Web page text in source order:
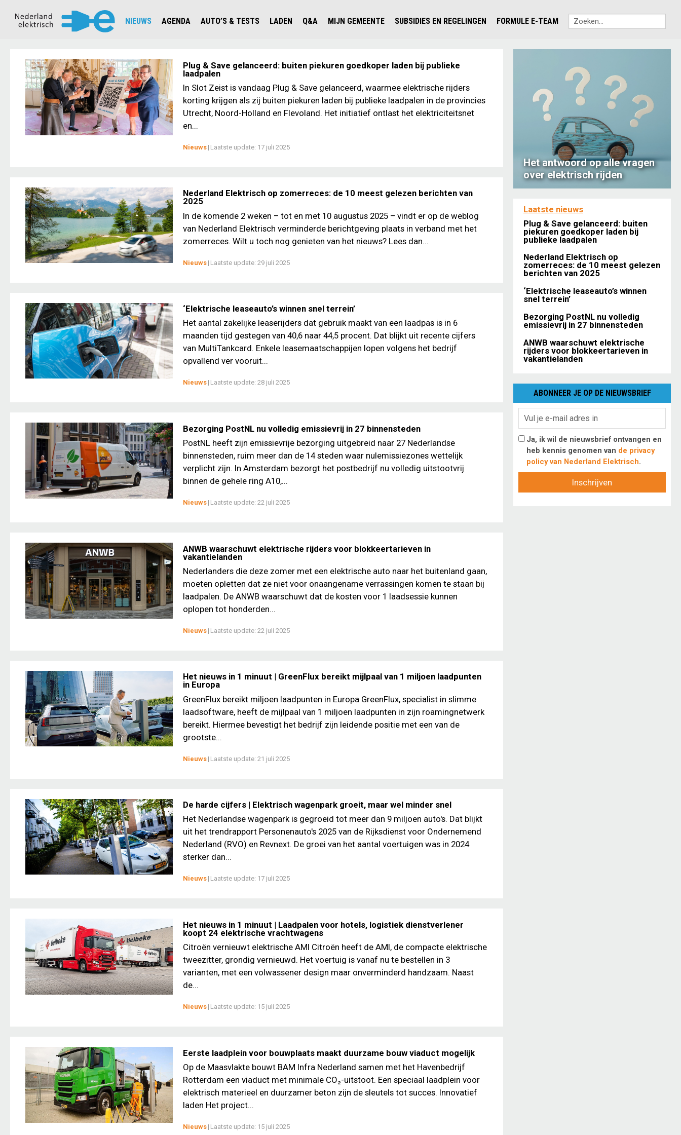
NIEUWS
CIJFERS EN STATISTIEKEN EV'S IN NEDERLAND
AANMELDEN NIEUWSBRIEF
AGENDA
AUTO’S & TESTS
JOUW VOLGENDE AUTO ELEKTRISCH?
LADEN
Q&A
SLIM LADEN
VEILIGHEID
MIJN GEMEENTE
SUBSIDIES EN REGELINGEN FORMULE E-TEAM
Plug & Save gelanceerd: buiten piekuren goedkoper laden bij publieke
laadpalen
In Slot Zeist is vandaag Plug & Save gelanceerd, waarmee elektrische rijders
korting krijgen als zij buiten piekuren laden bij publieke laadpalen in de provincies
Utrecht, Noord-Holland en Flevoland. Het initiatief ontlast het elektriciteitsnet
en...
Nieuws | Laatste update: 17 juli 2025
Nederland Elektrisch op zomerreces: de 10 meest gelezen berichten van
2025
In de komende 2 weken – tot en met 10 augustus 2025 – vindt er op de weblog
van Nederland Elektrisch verminderde berichtgeving plaats in verband met het
zomerreces. Wilt u toch nog genieten van het nieuws? Lees dan...
Nieuws | Laatste update: 29 juli 2025
‘Elektrische leaseauto’s winnen snel terrein’
Het aantal zakelijke leaserijders dat gebruik maakt van een laadpas is in 6
maanden tijd gestegen van 40,6 naar 44,5 procent. Dat blijkt uit recente cijfers
van MultiTankcard. Enkele leasemaatschappijen lopen volgens het bedrijf
opvallend ver vooruit...
Nieuws | Laatste update: 28 juli 2025
Bezorging PostNL nu volledig emissievrij in 27 binnensteden
PostNL heeft zijn emissievrije bezorging uitgebreid naar 27 Nederlandse
binnensteden, ruim meer dan de 14 steden waar nulemissiezones wettelijk
verplicht zijn. In Amsterdam bezorgt het postbedrijf nu volledig uitstootvrij
binnen de gehele ring A10,...
Nieuws | Laatste update: 22 juli 2025
ANWB waarschuwt elektrische rijders voor blokkeertarieven in
vakantielanden
Nederlanders die deze zomer met een elektrische auto naar het buitenland gaan,
moeten opletten dat ze niet voor onaangename verrassingen komen te staan bij
laadpalen. De ANWB waarschuwt dat de kosten voor 1 laadsessie kunnen
oplopen tot honderden...
Nieuws | Laatste update: 22 juli 2025
Het nieuws in 1 minuut | GreenFlux bereikt mijlpaal van 1 miljoen laadpunten
in Europa
GreenFlux bereikt miljoen laadpunten in Europa GreenFlux, specialist in slimme
laadsoftware, heeft de mijlpaal van 1 miljoen laadpunten in zijn roamingnetwerk
bereikt. Hiermee bevestigt het bedrijf zijn leidende positie met een van de
grootste...
Nieuws | Laatste update: 21 juli 2025
De harde cijfers | Elektrisch wagenpark groeit, maar wel minder snel
Het Nederlandse wagenpark is gegroeid tot meer dan 9 miljoen auto's. Dat blijkt
uit het trendrapport Personenauto's 2025 van de Rijksdienst voor Ondernemend
Nederland (RVO) en Revnext. De groei van het aantal voertuigen was in 2024
sterker dan...
Nieuws | Laatste update: 17 juli 2025
Het nieuws in 1 minuut | Laadpalen voor hotels, logistiek dienstverlener
koopt 24 elektrische vrachtwagens
Citroën vernieuwt elektrische AMI Citroën heeft de AMI, de compacte elektrische
tweezitter, grondig vernieuwd. Het voertuig is vanaf nu te bestellen in 3
varianten, met een volwassener design maar onverminderd handzaam. Naast
de...
Nieuws | Laatste update: 15 juli 2025
Eerste laadplein voor bouwplaats maakt duurzame bouw viaduct mogelijk
Op de Maasvlakte bouwt BAM Infra Nederland samen met het Havenbedrijf
Rotterdam een viaduct met minimale CO₂-uitstoot. Een speciaal laadplein voor
elektrisch materieel en duurzamer beton zijn de sleutels tot succes. Innovatief
laden Het project...
Nieuws | Laatste update: 15 juli 2025
Het antwoord op alle vragen
over elektrisch rijden
Laatste nieuws
Plug & Save gelanceerd: buiten
piekuren goedkoper laden bij
publieke laadpalen
Nederland Elektrisch op
zomerreces: de 10 meest gelezen
berichten van 2025
‘Elektrische leaseauto’s winnen
snel terrein’
Bezorging PostNL nu volledig
emissievrij in 27 binnensteden
ANWB waarschuwt elektrische
rijders voor blokkeertarieven in
vakantielanden
ABONNEER JE OP DE NIEUWSBRIEF
Ja, ik wil de nieuwsbrief ontvangen en
heb kennis genomen van de privacy
policy van Nederland Elektrisch.
Inschrijven